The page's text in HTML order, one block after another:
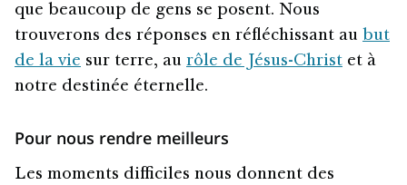
que beaucoup de gens se posent. Nous
trouverons des réponses en réfléchissant au but
de la vie sur terre, au rôle de Jésus-Christ et à
notre destinée éternelle.
Pour nous rendre meilleurs
Les moments difficiles nous donnent des